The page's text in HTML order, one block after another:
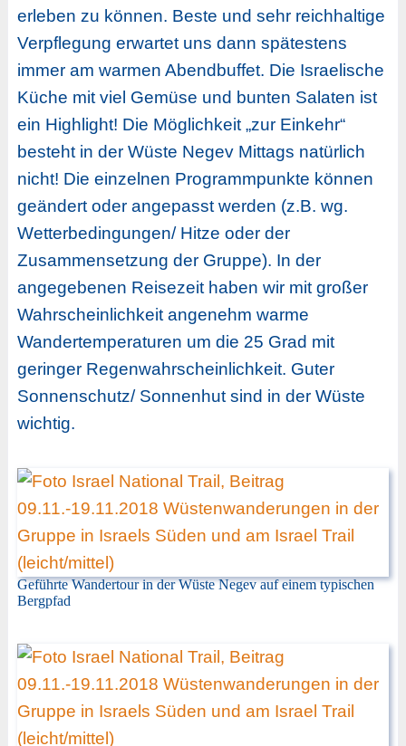
erleben zu können. Beste und sehr reichhaltige
Verpflegung erwartet uns dann spätestens
immer am warmen Abendbuffet. Die Israelische
Küche mit viel Gemüse und bunten Salaten ist
ein Highlight! Die Möglichkeit „zur Einkehr“
besteht in der Wüste Negev Mittags natürlich
nicht! Die einzelnen Programmpunkte können
geändert oder angepasst werden (z.B. wg.
Wetterbedingungen/ Hitze oder der
Zusammensetzung der Gruppe). In der
angegebenen Reisezeit haben wir mit großer
Wahrscheinlichkeit angenehm warme
Wandertemperaturen um die 25 Grad mit
geringer Regenwahrscheinlichkeit. Guter
Sonnenschutz/ Sonnenhut sind in der Wüste
wichtig.
Geführte Wandertour in der Wüste Negev auf einem typischen
Bergpfad